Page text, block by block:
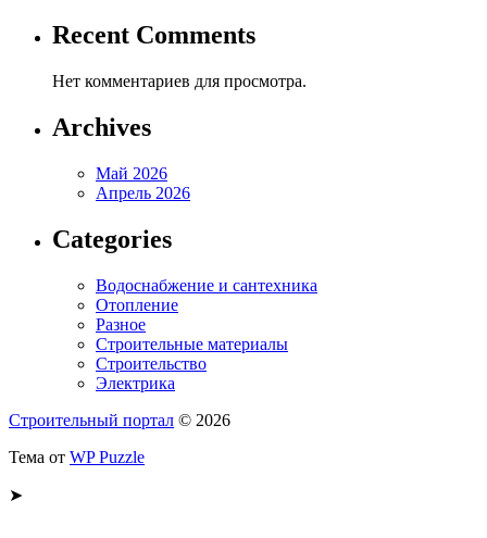
Recent Comments
Нет комментариев для просмотра.
Archives
Май 2026
Апрель 2026
Categories
Водоснабжение и сантехника
Отопление
Разное
Строительные материалы
Строительство
Электрика
Строительный портал © 2026
Тема от WP Puzzle
➤